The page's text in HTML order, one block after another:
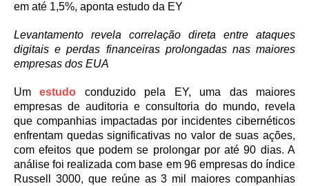
em até 1,5%, aponta estudo da EY
Levantamento revela correlação direta entre ataques
digitais e perdas financeiras prolongadas nas maiores
empresas dos EUA
Umestudo conduzido pela EY, uma das maiores
empresas de auditoria e consultoria do mundo, revela
que companhias impactadas por incidentes cibernéticos
enfrentam quedas significativas no valor de suas ações,
com efeitos que podem se prolongar por até 90 dias. A
análise foi realizada com base em 96 empresas do índice
Russell 3000, que reúne as 3 mil maiores companhias